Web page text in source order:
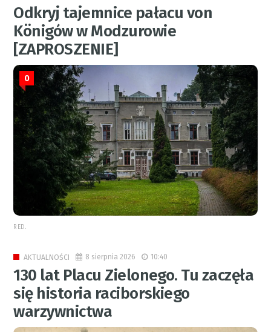
Odkryj tajemnice pałacu von
Königów w Modzurowie
[ZAPROSZENIE]
0
RED.
AKTUALNOŚCI 8 sierpnia 2026 10:40
130 lat Placu Zielonego. Tu zaczęła
się historia raciborskiego
warzywnictwa